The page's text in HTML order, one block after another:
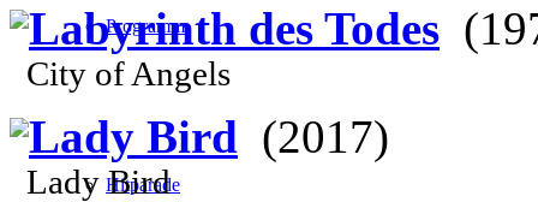
Programm
Hitparade
Labyrinth des Todes
City of Angels
Lady Bird (2017)
Lady Bird